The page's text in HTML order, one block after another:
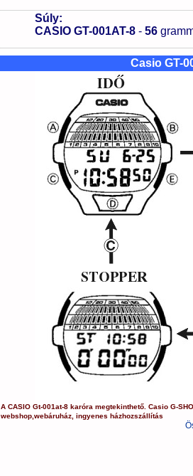
Súly:
CASIO GT-001AT-8 - 56
Casio GT-
ACASIO Gt-001at-8 karóra megtekinthető.Casio G-
webshop ,webáruház ,ingyenes házhozszállítás